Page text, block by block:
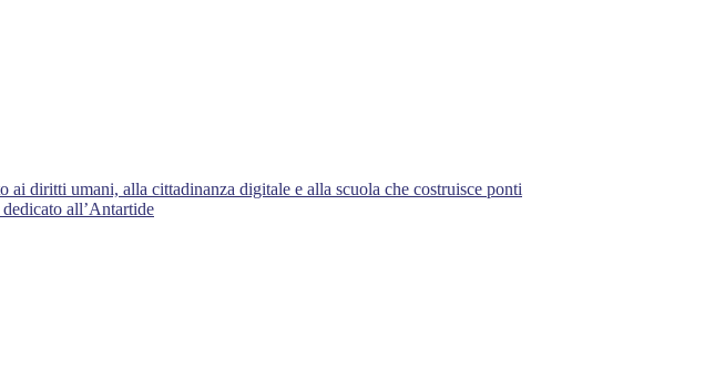
diritti umani, alla cittadinanza digitale e alla scuola che costruisce ponti
all’Antartide